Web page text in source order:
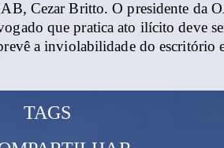
Cezar Britto. O presidente da
que pratica ato ilícito deve
a inviolabilidade do escritório
TAGS